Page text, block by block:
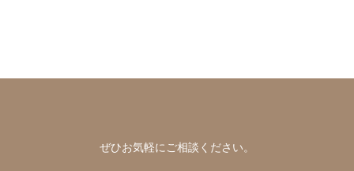
ぜひお気軽にご相談ください。